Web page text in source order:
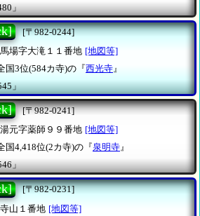
」
[〒982-0244]
場字大滝１１番地 [地図等]
国3位(584カ寺)の『西光寺 』
」
[〒982-0241]
元字薬師９９番地 [地図等]
国4,418位(2カ寺)の『泉明寺』
」
[〒982-0231]
山１番地 [地図等]